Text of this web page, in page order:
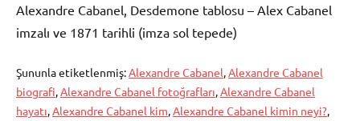
Alexandre Cabanel, Desdemone tablosu – Alex Cabanel
imzalı ve 1871 tarihli (imza sol tepede)
Şununla etiketlenmiş: Alexandre Cabanel Alexandre Cabanel
biografi Alexandre Cabanel fotoğrafları Alexandre Cabanel
hayatı Alexandre Cabanel kim Alexandre Cabanel kimin neyi?